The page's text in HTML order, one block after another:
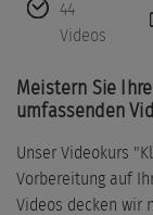
44
Videos
Meistern Sie
umfassenden
Unser Videokurs
Vorbereitung auf
Videos decken wir